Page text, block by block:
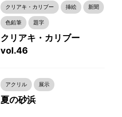
クリアキ・カリブー 挿絵 新聞
色鉛筆 題字
クリアキ・カリブー
vol.46
アクリル 展示
夏の砂浜